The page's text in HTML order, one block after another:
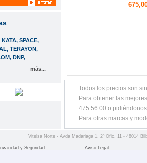
SPACE,
TERAYON,
DNP,
más...
Todos los precios son
Para obtener las
475 56 00 o
Para otras marcas y
Vitelsa Norte - Avda Madariaga 1, 2º Ofic. 11 - 48014
y Seguridad Aviso Legal